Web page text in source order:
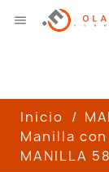

Inicio
Manilla
MANILLA